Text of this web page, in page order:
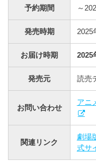
予約期間 ～
発売時期 2025
お届け時期 2025
発売元 読売
お問い合わせ
アニ
関連リンク
劇場
式サ